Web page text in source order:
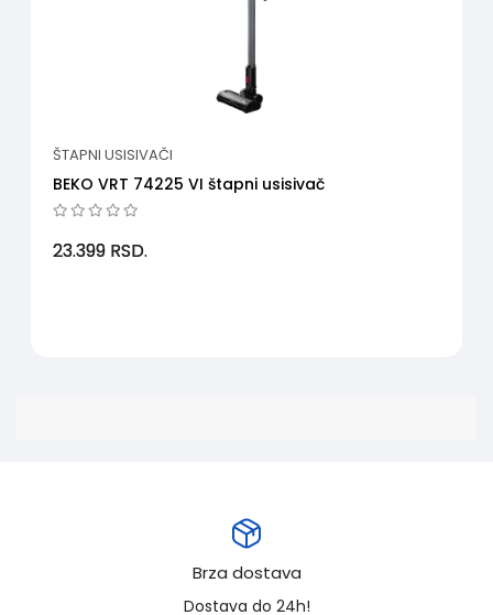
ŠTAPNI USISIVAČI
BEKO VRT 74225 VI štapni usisivač
23.399 RSD.
Brza dostava
Dostava do 24h!